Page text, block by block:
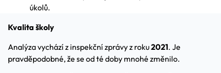
úkolů.
Kvalita školy
Analýza vychází z inspekční zprávy z roku2021. Je
pravděpodobné, že se od té doby mnohé změnilo.